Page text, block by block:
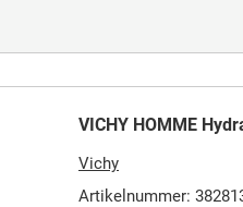
VICHY HOMME
Vichy
Artikelnummer: